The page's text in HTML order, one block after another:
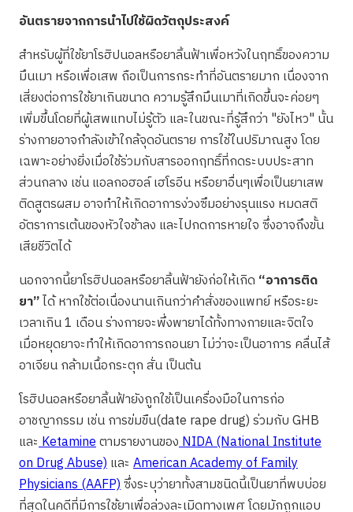
อันตรายจากการนำไปใช้ผิดวัตถุประสงค์
สำหรับผู้ที่ใช้ยาโรฮิปนอลหรือยาลิ้นฟ้าเพื่อหวังในฤทธิ์ของความ
มึนเมา หรือเพื่อเสพ ถือเป็นการกระทำที่อันตรายมาก เนื่องจาก
เสี่ยงต่อการใช้ยาเกินขนาด ความรู้สึกมึนเมาที่เกิดขึ้นจะค่อยๆ
เพิ่มขึ้นโดยที่ผู้เสพแทบไม่รู้ตัว และในขณะที่รู้สึกว่า "ยังไหว" นั้น
ร่างกายอาจกำลังเข้าใกล้จุดอันตราย การใช้ในปริมาณสูง โดย
เฉพาะอย่างยิ่งเมื่อใช้ร่วมกับสารออกฤทธิ์ที่กดระบบประสาท
ส่วนกลาง เช่น แอลกอฮอล์ เฮโรอีน หรือยาอื่นๆเพื่อเป็นยาเสพ
ติดสูตรผสม อาจทำให้เกิดอาการง่วงซึมอย่างรุนแรง หมดสติ
อัตราการเต้นของหัวใจช้าลง และไปกดการหายใจ ซึ่งอาจถึงขั้น
เสียชีวิตได้
นอกจากนี้ยาโรฮิปนอลหรือยาลิ้นฟ้ายังก่อให้เกิด “อาการติด
ยา”ได้ หากใช้ต่อเนื่องนานเกินกว่าคำสั่งของแพทย์ หรือระยะ
เวลาเกิน 1 เดือน ร่างกายจะพึ่งพายาได้ทั้งทางกายและจิตใจ
เมื่อหยุดยาจะทำให้เกิดอาการถอนยา ไม่ว่าจะเป็นอาการ คลื่นไส้
อาเจียน กล้ามเนื้อกระตุก สั่น เป็นต้น
โรฮิปนอลหรือยาลิ้นฟ้ายังถูกใช้เป็นเครื่องมือในการก่อ
อาชญากรรม เช่น การข่มขืน(date rape drug) ร่วมกับ GHB
และKetamineตามรายงานของNIDA (National Institute
on Drug Abuse)และ American Academy of Family
Physicians (AAFP)ซึ่งระบุว่ายาทั้งสามชนิดนี้เป็นยาที่พบบ่อย
ที่สุดในคดีที่มีการใช้ยาเพื่อล่วงละเมิดทางเพศ โดยมักถูกแอบ